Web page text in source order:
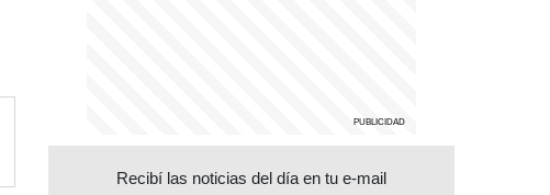
Recibí las noticias del día en tu e-mail